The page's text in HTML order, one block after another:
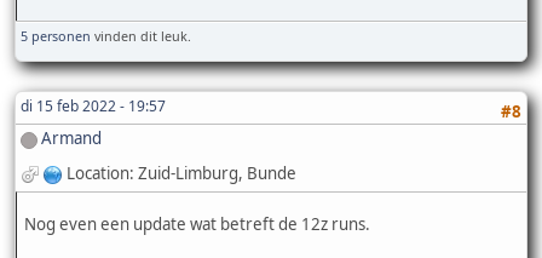
5 personen vinden dit leuk.
di 15 feb 2022 - 19:57
#8
Armand
Location: Zuid-Limburg, Bunde
Nog even een update wat betreft de 12z runs.